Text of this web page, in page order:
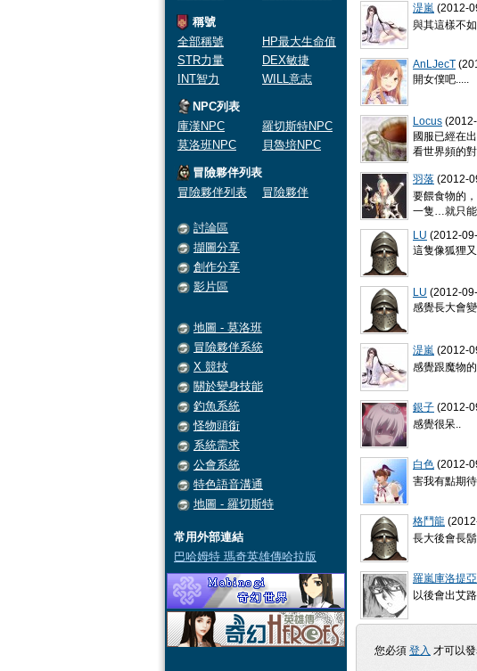
稱號
全部稱號
HP最大生命值
STR力量
DEX敏捷
INT智力
WILL意志
NPC列表
庫漢NPC
羅切斯特NPC
莫洛班NPC
貝魯培NPC
冒險夥伴列表
冒險夥伴列表
冒險夥伴
討論區
擷圖分享
創作分享
影片區
地圖 - 莫洛班
冒險夥伴系統
X 競技
關於變身技能
釣魚系統
怪物頭銜
系統需求
公會系統
特色語音溝通
地圖 - 羅切斯特
常用外部連結
巴哈姆特 瑪奇英雄傳哈拉版
湜嵐 (2012-
與其這樣不
AnLJecT
開女僕吧.....
Locus
國服已經在
看世界頻的
羽落 (2012-
要餵食物的
一隻…就只能
LU (2012-
這隻像狐狸
LU (2012-
感覺長大會
湜嵐 (2012-
感覺跟魔物
銀子 (2012-
感覺很呆..
白色 (2012-
害我有點期
格鬥龍
長大後會長
羅嵐庫洛提亞
以後會出艾
您必須 登入 才可以